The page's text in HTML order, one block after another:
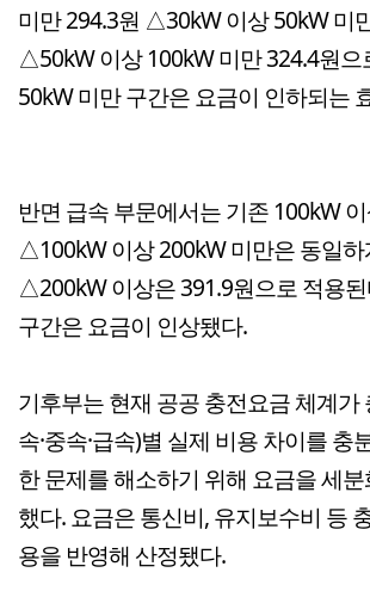
미만 294.3원 △30kW 이상 50kW 미
△50kW 이상 100kW 미만 324.4원으
50kW 미만 구간은 요금이 인하되는
반면 급속 부문에서는 기존 100kW
△100kW 이상 200kW 미만은 동일하
△200kW 이상은 391.9원으로 적용
구간은 요금이 인상됐다.
기후부는 현재 공공 충전요금 체계가
속·중속·급속)별 실제 비용 차이를 충
한 문제를 해소하기 위해 요금을 세
했다. 요금은 통신비, 유지보수비 등
용을 반영해 산정됐다.